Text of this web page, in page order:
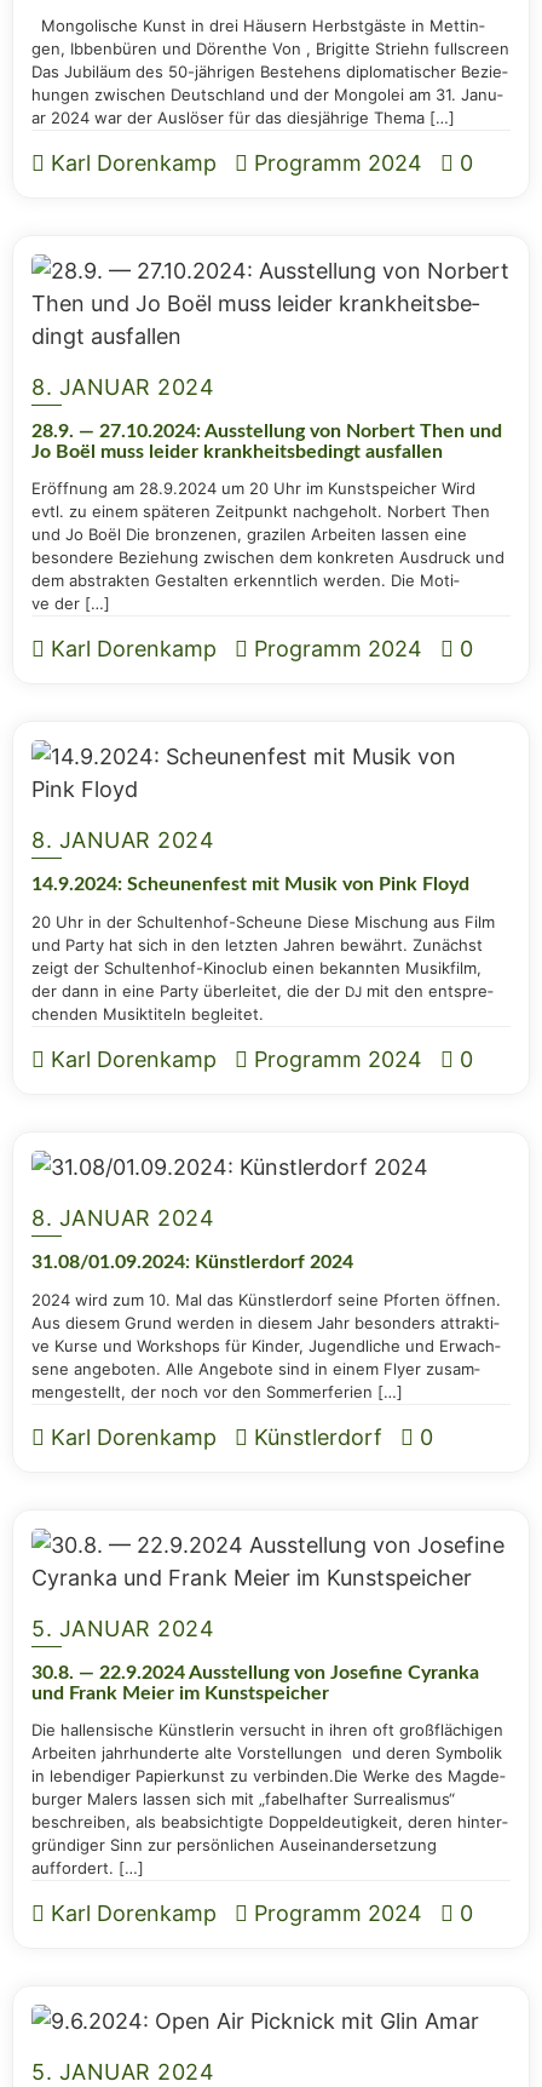
Mon­go­li­sche Kunst in drei Häu­sern Herbst­gäs­te in Mett­in­
gen, Ibben­bü­ren und Dör­en­the Von , Bri­git­te Striehn full­screen
Das Jubi­lä­um des 50-jäh­ri­­gen Bestehens diplo­ma­ti­scher Bezie­
hun­gen zwi­schen Deutsch­land und der Mon­go­lei am 31. Janu­
ar 2024 war der Aus­lö­ser für das dies­jäh­ri­ge Thema […]
Karl Dorenkamp Programm 2024 0
8. JANUAR 2024
28.9. — 27.10.2024: Aus­stel­lung von Nor­bert Then und
Jo Boël muss lei­der krank­heits­be­dingt ausfallen
Eröff­nung am 28.9.2024 um 20 Uhr im Kunst­spei­cher Wird
evtl. zu einem spä­te­ren Zeit­punkt nach­ge­holt. Nor­bert Then
und Jo Boël Die bron­ze­nen, gra­zi­len Arbei­ten las­sen eine
beson­de­re Bezie­hung zwi­schen dem kon­kre­ten Aus­druck und
dem abs­trak­ten Gestal­ten erkennt­lich wer­den. Die Moti­
ve der […]
Karl Dorenkamp Programm 2024 0
8. JANUAR 2024
14.9.2024: Scheu­nen­fest mit Musik von Pink Floyd
20 Uhr in der Schul­ten­hof-Scheu­ne Die­se Mischung aus Film
und Par­ty hat sich in den letz­ten Jah­ren bewährt. Zunächst
zeigt der Schul­­ten­hof-Kino­­­club einen bekann­ten Musik­film,
der dann in eine Par­ty über­lei­tet, die der DJ mit den ent­spre­
chen­den Musik­ti­teln begleitet.
Karl Dorenkamp Programm 2024 0
8. JANUAR 2024
31.08/01.09.2024: Künst­ler­dorf 2024
2024 wird zum 10. Mal das Künst­ler­dorf sei­ne Pfor­ten öff­nen.
Aus die­sem Grund wer­den in die­sem Jahr beson­ders attrak­ti­
ve Kur­se und Work­shops für Kin­der, Jugend­li­che und Erwach­
se­ne ange­bo­ten. Alle Ange­bo­te sind in einem Fly­er zusam­
men­ge­stellt, der noch vor den Sommerferien […]
Karl Dorenkamp Künstlerdorf 0
5. JANUAR 2024
30.8. — 22.9.2024 Aus­stel­lung von Jose­fi­ne Cyran­ka
und Frank Mei­er im Kunstspeicher
Die hal­len­si­sche Künst­le­rin ver­sucht in ihren oft groß­flä­chi­gen
Arbei­ten jahr­hun­der­te alte Vor­stel­lun­gen und deren Sym­bo­lik
in leben­di­ger Papier­kunst zu ver­bin­den.Die Wer­ke des Mag­de­
bur­ger Malers las­sen sich mit „fabel­haf­ter Sur­rea­lis­mus“
beschrei­ben, als beab­sich­tig­te Dop­pel­deu­tig­keit, deren hin­ter­
grün­di­ger Sinn zur per­sön­li­chen Aus­ein­an­der­set­zung
auffordert. […]
Karl Dorenkamp Programm 2024 0
5. JANUAR 2024